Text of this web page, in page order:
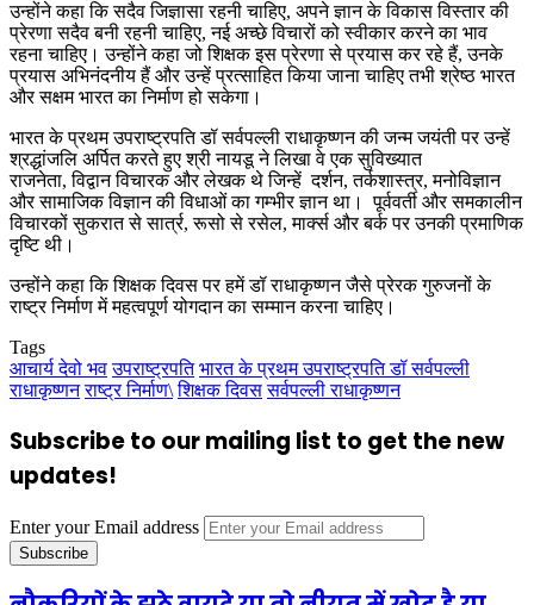
उन्होंने कहा कि सदैव जिज्ञासा रहनी चाहिए, अपने ज्ञान के विकास विस्तार की
प्रेरणा सदैव बनी रहनी चाहिए, नई अच्छे विचारों को स्वीकार करने का भाव
रहना चाहिए। उन्होंने कहा जो शिक्षक इस प्रेरणा से प्रयास कर रहे हैं, उनके
प्रयास अभिनंदनीय हैं और उन्हें प्रत्साहित किया जाना चाहिए तभी श्रेष्ठ भारत
और सक्षम भारत का निर्माण हो सकेगा।
भारत के प्रथम उपराष्ट्रपति डॉ सर्वपल्ली राधाकृष्णन की जन्म जयंती पर उन्हें
श्रद्धांजलि अर्पित करते हुए श्री नायडू ने लिखा वे एक सुविख्यात
राजनेता, विद्वान विचारक और लेखक थे जिन्हें दर्शन, तर्कशास्त्र, मनोविज्ञान
और सामाजिक विज्ञान की विधाओं का गम्भीर ज्ञान था। पूर्ववर्ती और समकालीन
विचारकों सुकरात से सार्त्र, रूसो से रसेल, मार्क्स और बर्क पर उनकी प्रमाणिक
दृष्टि थी।
उन्होंने कहा कि शिक्षक दिवस पर हमें डॉ राधाकृष्णन जैसे प्रेरक गुरुजनों के
राष्ट्र निर्माण में महत्वपूर्ण योगदान का सम्मान करना चाहिए।
Tags
आचार्य देवो भव उपराष्ट्रपति भारत के प्रथम उपराष्ट्रपति डॉ सर्वपल्ली
राधाकृष्णन राष्ट्र निर्माण\ शिक्षक दिवस सर्वपल्ली राधाकृष्णन
Subscribe to our mailing list to get the new
updates!
Enter your Email address